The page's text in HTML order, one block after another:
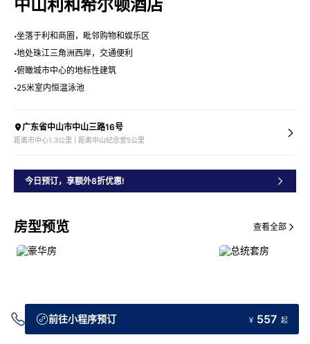
中山利和希尔顿酒店
坐落于利和商圈，毗邻购物和娱乐区
地处珠江三角洲西岸，交通便利
俯瞰城市中心的地标性建筑
25米室内恒温泳池
广东省中山市中山三路16号
距离市中心1.3公里 | 距离中山纪念堂5公里
今日预订，享额外8折优惠!
房型预览 查看全部
前往小程序预订 ￥ 557 起